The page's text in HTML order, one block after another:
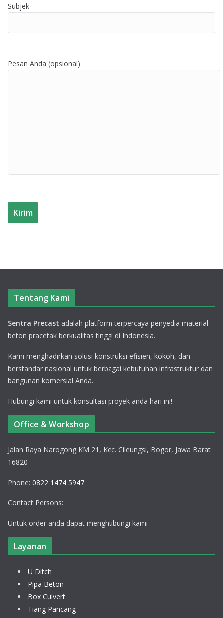
Subjek
Pesan Anda (opsional)
Tentang Kami
Sentra Precast adalah platform terpercaya penyedia material
beton pracetak berkualitas tinggi di Indonesia.
Kami menghadirkan solusi konstruksi efisien, kokoh, dan
berstandar nasional untuk berbagai kebutuhan infrastruktur dan
bangunan komersial Anda.
Hubungi kami untuk konsultasi proyek anda hari ini!
Office & Workshop
Jalan Raya Narogong KM 21, Kec. Cileungsi, Bogor, Jawa Barat
16820
Phone: 0822 1474 5947
Contact Persons:
Untuk order anda dapat menghubungi kami
Layanan
U Ditch
Pipa Beton
Box Culvert
Tiang Pancang